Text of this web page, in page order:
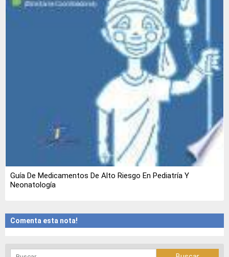
Guía De Medicamentos De Alto Riesgo En Pediatría Y
Neonatología
Comenta esta nota!